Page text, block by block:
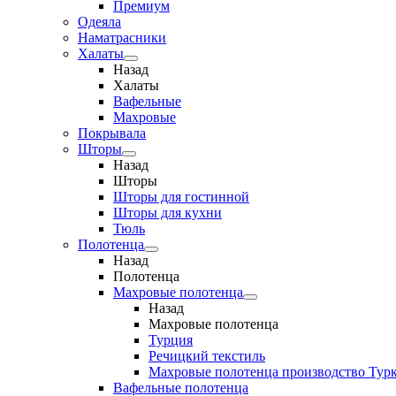
Премиум
Одеяла
Наматрасники
Халаты
Назад
Халаты
Вафельные
Махровые
Покрывала
Шторы
Назад
Шторы
Шторы для гостинной
Шторы для кухни
Тюль
Полотенца
Назад
Полотенца
Махровые полотенца
Назад
Махровые полотенца
Турция
Речицкий текстиль
Махровые полотенца производство
Вафельные полотенца